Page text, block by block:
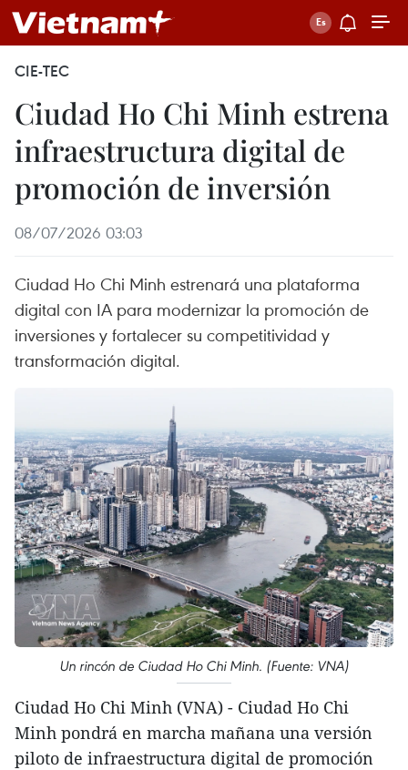
CIE-TEC
Ciudad Ho Chi Minh estrena
infraestructura digital de
promoción de inversión
08/07/2026 03:03
Ciudad Ho Chi Minh estrenará una plataforma
digital con IA para modernizar la promoción de
inversiones y fortalecer su competitividad y
transformación digital.
Un rincón de Ciudad Ho Chi Minh. (Fuente: VNA)
Ciudad Ho Chi Minh (VNA) - Ciudad Ho Chi
Minh pondrá en marcha mañana una versión
piloto de infraestructura digital de promoción